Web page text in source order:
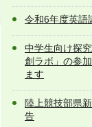
令和6年度英語
中学生向け探
創ラボ」の参
ます
陸上競技部県
告